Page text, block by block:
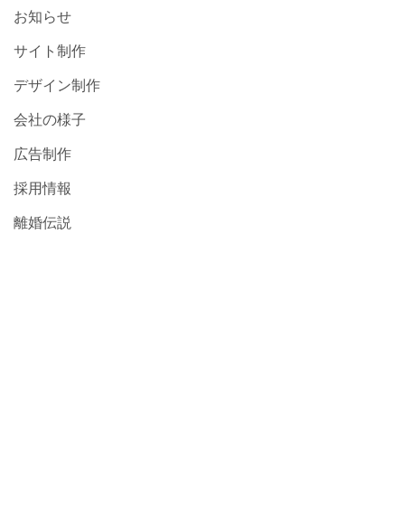
お知らせ
サイト制作
デザイン制作
会社の様子
広告制作
採用情報
離婚伝説